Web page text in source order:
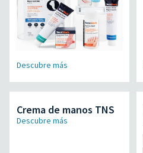
Descubre más
Crema de manos TNS
Descubre más